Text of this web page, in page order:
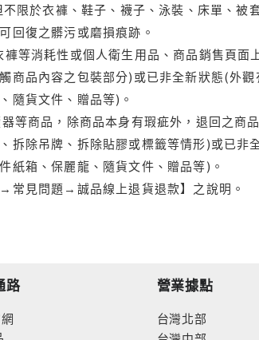
限於衣褲、鞋子、襪子、泳裝、床單、
回復之髒污或磨損痕跡。
等消耗性或個人衛生用品、商品銷售頁
商品內容之包裝部分)或已非全新狀態(外
隨貨文件、贈品等)。
等商品，除商品本身有瑕疵外，退回之
拆除吊牌、拆除貼膠或標籤等情形)或已
紙箱、保麗龍、隨貨文件、贈品等)。
常見問題→誠品線上退貨退款】之說明。
路 營業據點
台灣北部